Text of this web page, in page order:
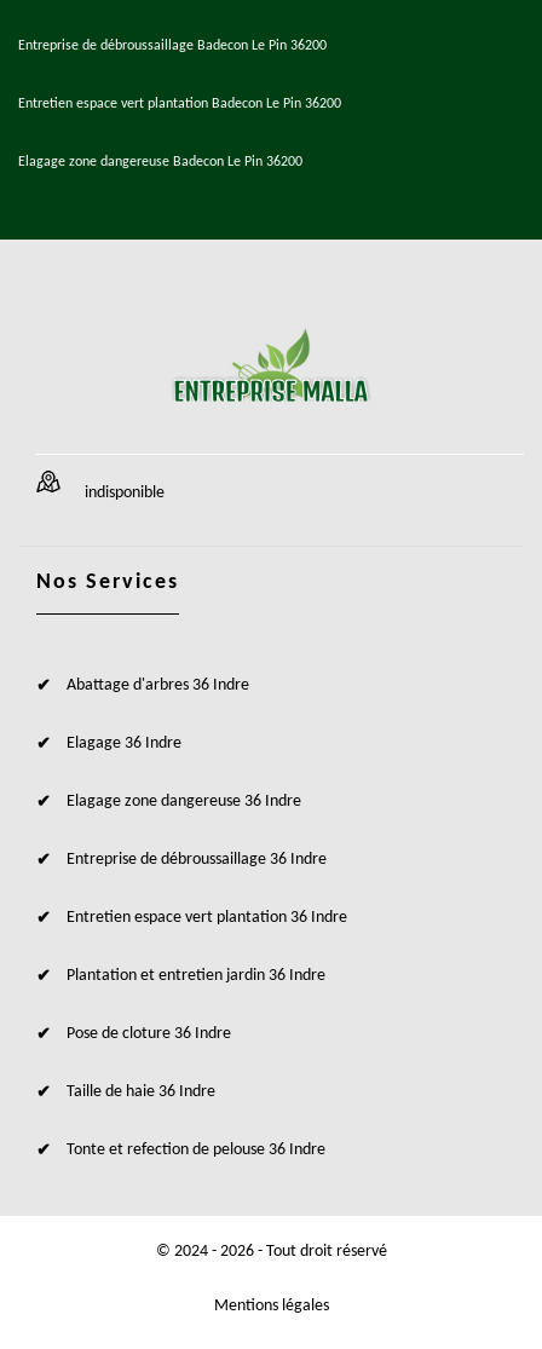
Entreprise de débroussaillage Badecon Le Pin 36200
Entretien espace vert plantation Badecon Le Pin 36200
Elagage zone dangereuse Badecon Le Pin 36200
indisponible
Nos Services
Abattage d'arbres 36 Indre
Elagage 36 Indre
Elagage zone dangereuse 36 Indre
Entreprise de débroussaillage 36 Indre
Entretien espace vert plantation 36 Indre
Plantation et entretien jardin 36 Indre
Pose de cloture 36 Indre
Taille de haie 36 Indre
Tonte et refection de pelouse 36 Indre
© 2024 - 2026 - Tout droit réservé
Mentions légales